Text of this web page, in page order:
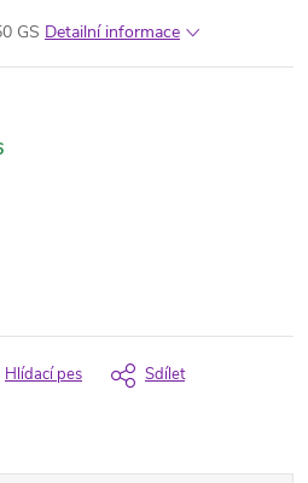
GS Detailní informace
Hlídací pes Sdílet